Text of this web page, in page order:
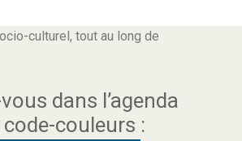
culturel, tout au long de
dans l’agenda
couleurs :